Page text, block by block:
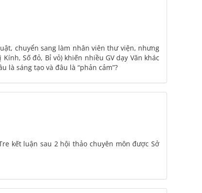
chuyển sang làm nhân viên thư viện, nhưng
Số đỏ, Bỉ vỏ) khiến nhiều GV dạy Văn khác
là sáng tạo và đâu là “phản cảm”?
kết luận sau 2 hội thảo chuyên môn được Sở